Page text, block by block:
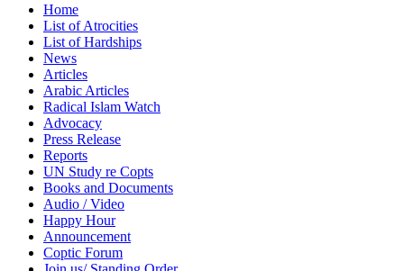
Home
List of Atrocities
List of Hardships
News
Articles
Arabic Articles
Radical Islam Watch
Advocacy
Press Release
Reports
UN Study re Copts
Books and Documents
Audio / Video
Happy Hour
Announcement
Coptic Forum